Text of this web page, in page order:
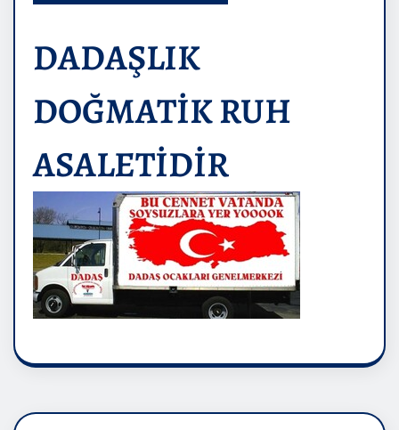
DADAŞLIK
DOĞMATİK RUH
ASALETİDİR